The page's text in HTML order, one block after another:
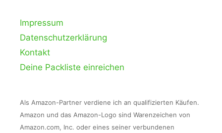
Impressum
Datenschutzerklärung
Kontakt
Deine Packliste einreichen
Als Amazon-Partner verdiene ich an qualifizierten Käufen.
Amazon und das Amazon-Logo sind Warenzeichen von
Amazon.com, Inc. oder eines seiner verbundenen